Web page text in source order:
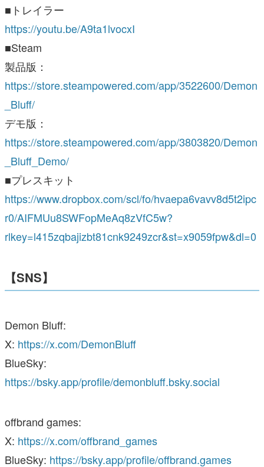
■トレイラー
https://youtu.be/A9ta1lvocxI
■Steam
製品版：
https://store.steampowered.com/app/3522600/Demon
_Bluff/
デモ版：
https://store.steampowered.com/app/3803820/Demon
_Bluff_Demo/
■プレスキット
https://www.dropbox.com/scl/fo/hvaepa6vavv8d5t2ipc
r0/AIFMUu8SWFopMeAq8zVfC5w?
rlkey=l415zqbajizbt81cnk9249zcr&st=x9059fpw&dl=0
【SNS】
Demon Bluff:
X: https://x.com/DemonBluff
BlueSky:
https://bsky.app/profile/demonbluff.bsky.social
offbrand games:
X: https://x.com/offbrand_games
BlueSky: https://bsky.app/profile/offbrand.games